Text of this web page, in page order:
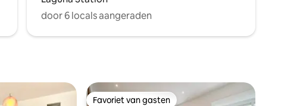
door 6 locals aangeraden
Favoriet van gasten